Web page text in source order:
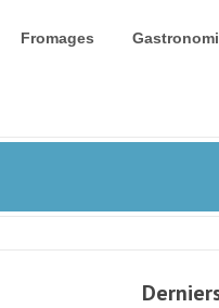
Fromages